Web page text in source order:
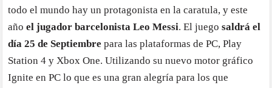
todo el mundo hay un protagonista en la caratula, y este
añoel jugador barcelonista Leo Messi. El juegosaldrá el
día 25 de Septiembre para las plataformas de PC, Play
Station 4 y Xbox One. Utilizando su nuevo motor gráfico
Ignite en PC lo que es una gran alegría para los que